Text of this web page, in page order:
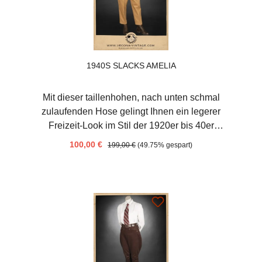
1940S SLACKS AMELIA
Mit dieser taillenhohen, nach unten schmal
zulaufenden Hose gelingt Ihnen ein legerer
Freizeit-Look im Stil der 1920er bis 40er
Jahre. Durchstreifen Sie damit den Wald,
schmale Taille und setzt Ihre weiblichen
Kurven perfekt in Szene. Durch den geteilten
Bund in der hinteren Mitte ist das Anpassen
in der Weite ein Kinderspiel. Die 7/8 Länge
gibt den Blick auf schicke Boots oder
100,00 € 199,00 € (49.75% gespart)